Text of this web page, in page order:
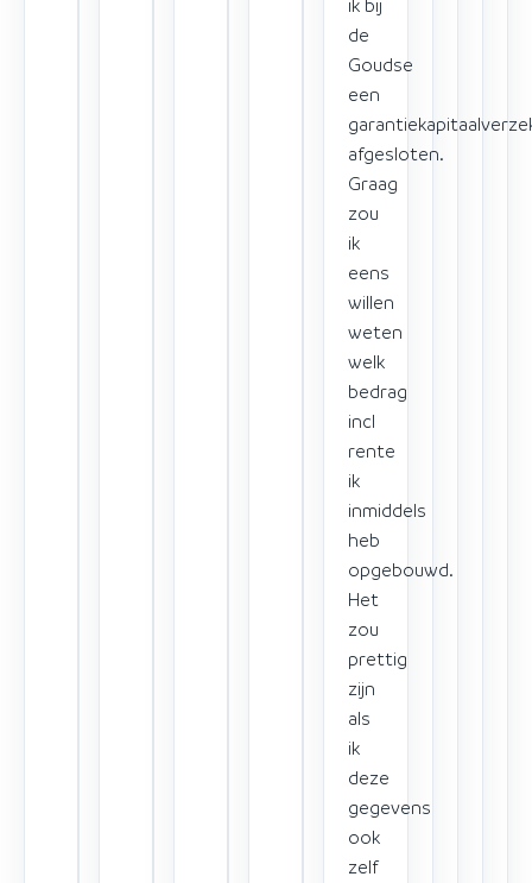
ik bij
de
Goudse
een
afgesloten.
Graag
zou
ik
eens
willen
weten
welk
bedrag
incl
rente
ik
inmiddels
heb
opgebouwd.
Het
zou
prettig
zijn
als
ik
deze
gegevens
ook
zelf